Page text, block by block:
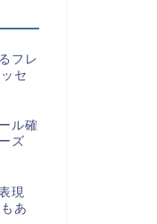
フレ
セ
ル確
ズ
現
あ